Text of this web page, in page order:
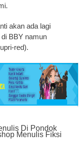
akan ada lagi
BBY namun
red).
Di Pondok
Menulis Fiksi